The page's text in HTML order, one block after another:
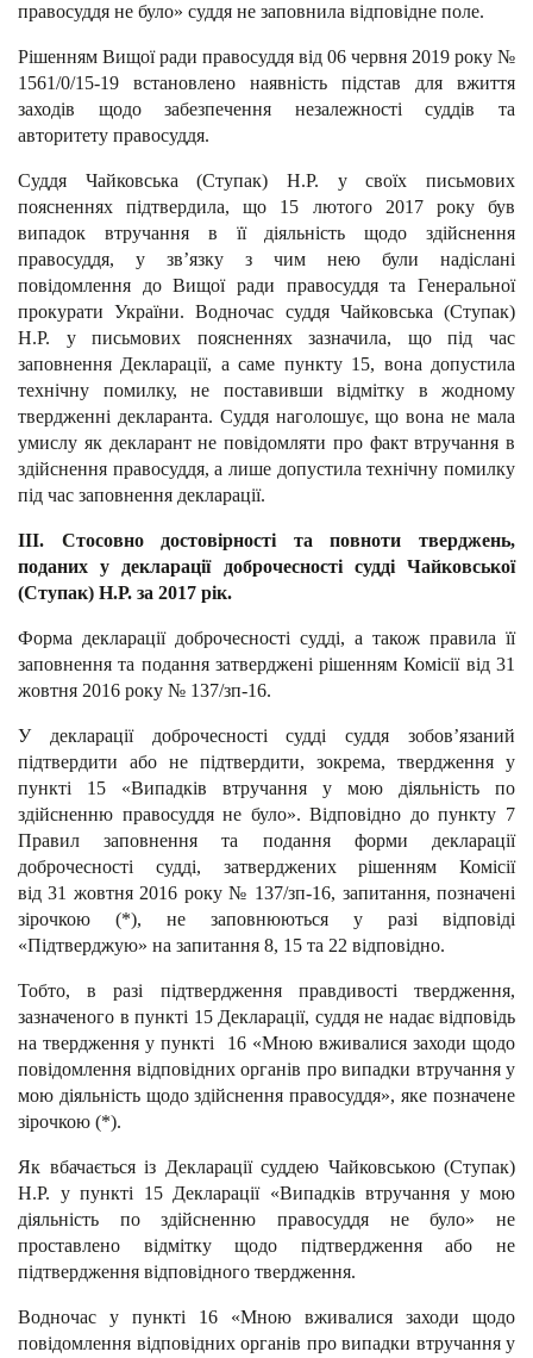
правосуддя не було» суддя не заповнила відповідне поле.
Рішенням Вищої ради правосуддя від 06 червня 2019 року №
1561/0/15-19 встановлено наявність підстав для вжиття
заходів щодо забезпечення незалежності суддів та
авторитету правосуддя.
Суддя Чайковська (Ступак) Н.Р. у своїх письмових
поясненнях підтвердила, що 15 лютого 2017 року був
випадок втручання в її діяльність щодо здійснення
правосуддя, у зв’язку з чим нею були надіслані
повідомлення до Вищої ради правосуддя та Генеральної
прокурати України. Водночас суддя Чайковська (Ступак)
Н.Р. у письмових поясненнях зазначила, що під час
заповнення Декларації, а саме пункту 15, вона допустила
технічну помилку, не поставивши відмітку в жодному
твердженні декларанта. Суддя наголошує, що вона не мала
умислу як декларант не повідомляти про факт втручання в
здійснення правосуддя, а лише допустила технічну помилку
під час заповнення декларації.
ІІІ. Стосовно достовірності та повноти тверджень,
поданих у декларації доброчесності судді Чайковської
(Ступак) Н.Р. за 2017 рік.
Форма декларації доброчесності судді, а також правила її
заповнення та подання затверджені рішенням Комісії від 31
жовтня 2016 року № 137/зп-16.
У декларації доброчесності судді суддя зобов’язаний
підтвердити або не підтвердити, зокрема, твердження у
пункті 15 «Випадків втручання у мою діяльність по
здійсненню правосуддя не було». Відповідно до пункту 7
Правил заповнення та подання форми декларації
доброчесності судді, затверджених рішенням Комісії
від 31 жовтня 2016 року № 137/зп-16, запитання, позначені
зірочкою (*), не заповнюються у разі відповіді
«Підтверджую» на запитання 8, 15 та 22 відповідно.
Тобто, в разі підтвердження правдивості твердження,
зазначеного в пункті 15 Декларації, суддя не надає відповідь
на твердження у пункті 16 «Мною вживалися заходи щодо
повідомлення відповідних органів про випадки втручання у
мою діяльність щодо здійснення правосуддя», яке позначене
зірочкою (*).
Як вбачається із Декларації суддею Чайковською (Ступак)
Н.Р. у пункті 15 Декларації «Випадків втручання у мою
діяльність по здійсненню правосуддя не було» не
проставлено відмітку щодо підтвердження або не
підтвердження відповідного твердження.
Водночас у пункті 16 «Мною вживалися заходи щодо
повідомлення відповідних органів про випадки втручання у